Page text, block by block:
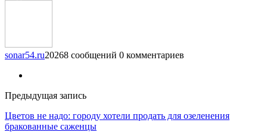
sonar54.ru20268 сообщений 0 комментариев
Предыдущая запись
Цветов не надо: городу хотели продать для озеленения
бракованные саженцы